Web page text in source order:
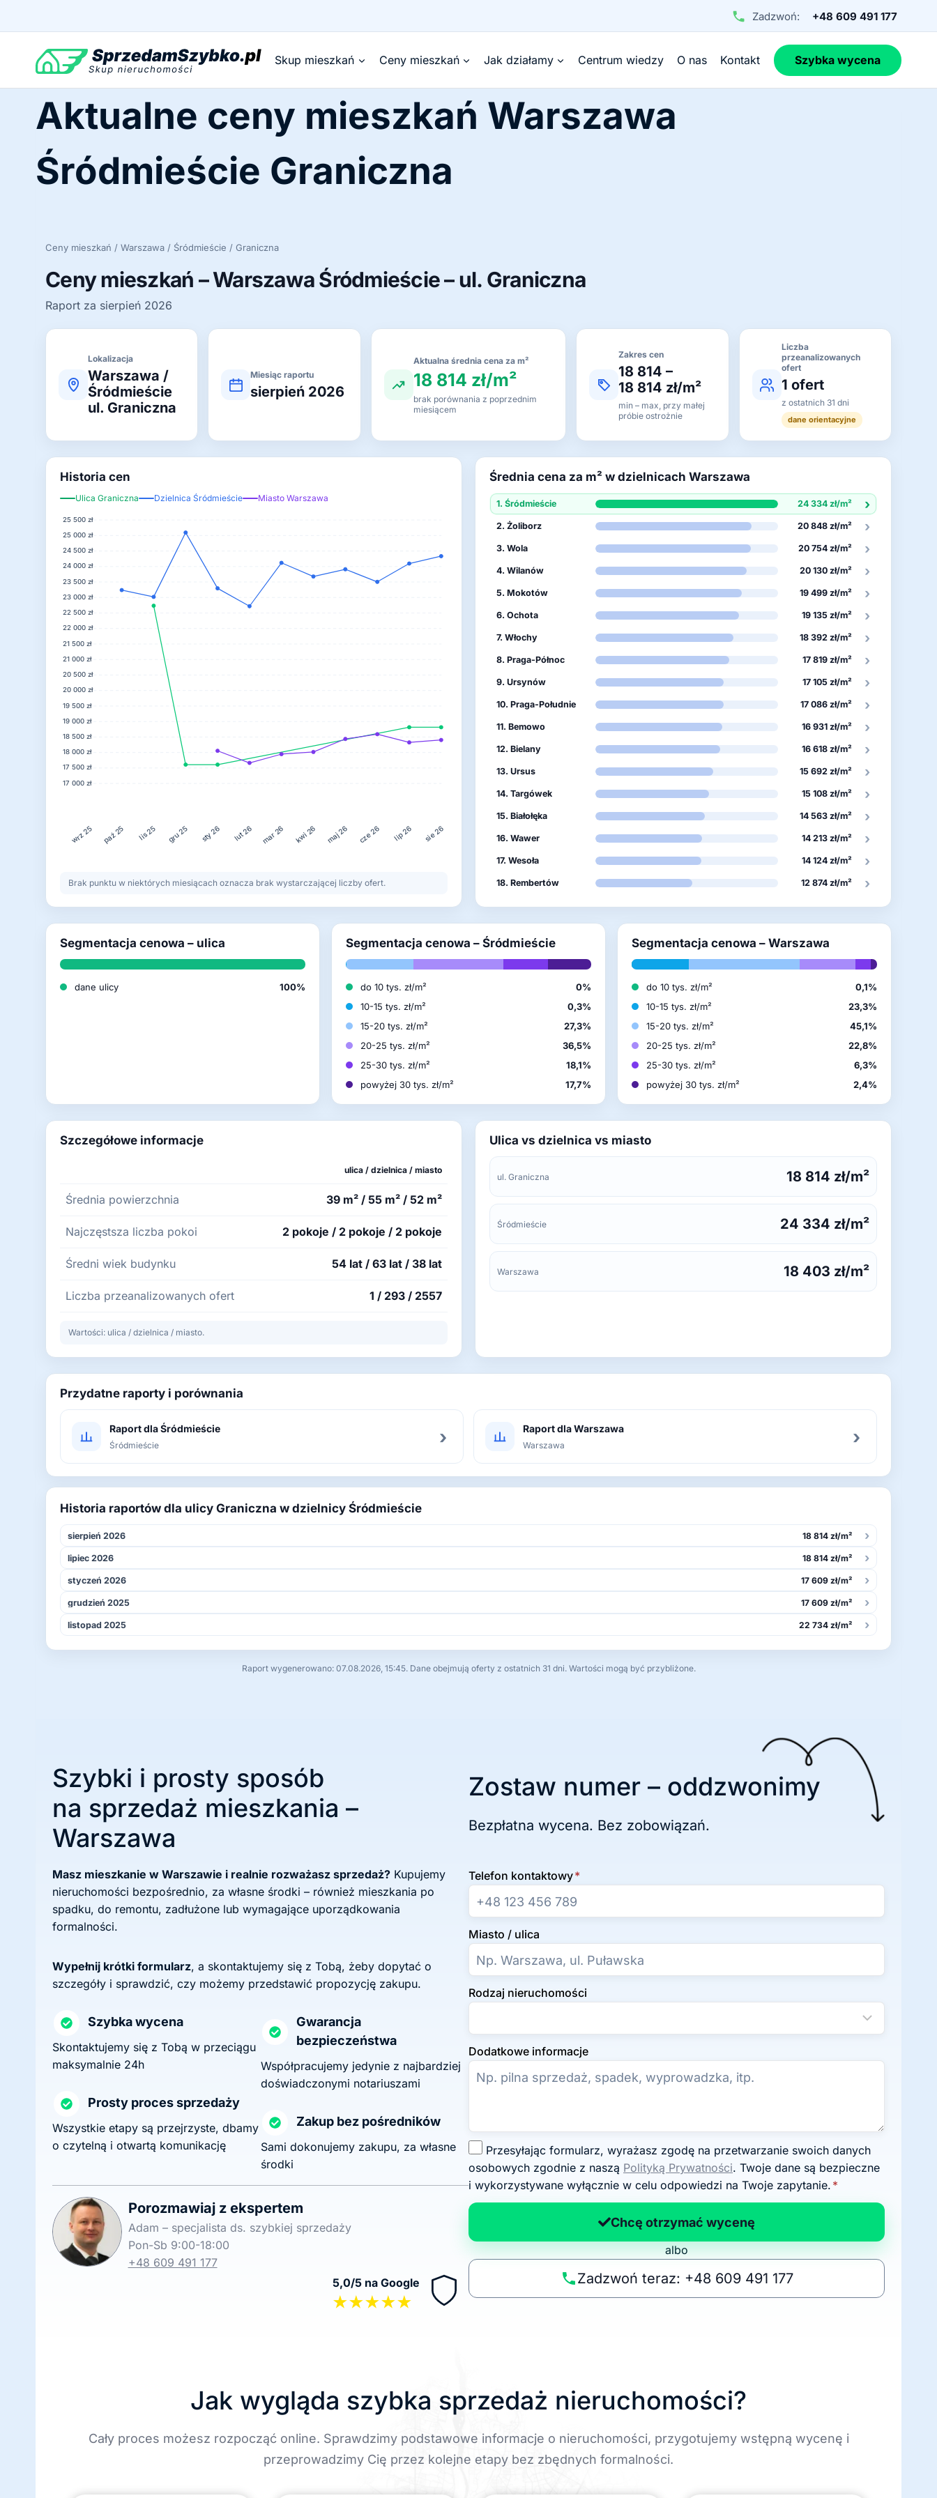
Zadzwoń: +48 609 491 177
Skup mieszkań Ceny mieszkań Jak działamy Centrum wiedzy O nas Kontakt Szybka wycena
Aktualne ceny mieszkań Warszawa
Śródmieście Graniczna
Ceny mieszkań / Warszawa / Śródmieście / Graniczna
Ceny mieszkań – Warszawa Śródmieście – ul. Graniczna
Raport za sierpień 2026
Lokalizacja
Warszawa /
Śródmieście
ul. Graniczna
Miesiąc raportu
sierpień 2026
Aktualna średnia cena za m²
18 814 zł/m²
brak porównania z poprzednim
miesiącem
Zakres cen
18 814 –
18 814 zł/m²
min – max, przy małej
próbie ostrożnie
Liczba
przeanalizowanych
ofert
1 ofert
z ostatnich 31 dni
dane orientacyjne
Historia cen
Ulica Graniczna Dzielnica Śródmieście Miasto Warszawa
17 000 zł
17 500 zł
18 000 zł
18 500 zł
19 000 zł
19 500 zł
20 000 zł
20 500 zł
21 000 zł
21 500 zł
22 000 zł
22 500 zł
23 000 zł
23 500 zł
24 000 zł
24 500 zł
25 000 zł
25 500 zł
wrz 25 paź 25 lis 25 gru 25 sty 26 lut 26 mar 26 kwi 26 maj 26 cze 26 lip 26 sie 26
Brak punktu w niektórych miesiącach oznacza brak wystarczającej liczby ofert.
Średnia cena za m² w dzielnicach Warszawa
1. Śródmieście 24 334 zł/m² ›
2. Żoliborz 20 848 zł/m² ›
3. Wola 20 754 zł/m² ›
4. Wilanów 20 130 zł/m² ›
5. Mokotów 19 499 zł/m² ›
6. Ochota 19 135 zł/m² ›
7. Włochy 18 392 zł/m² ›
8. Praga-Północ 17 819 zł/m² ›
9. Ursynów 17 105 zł/m² ›
10. Praga-Południe 17 086 zł/m² ›
11. Bemowo 16 931 zł/m² ›
12. Bielany 16 618 zł/m² ›
13. Ursus 15 692 zł/m² ›
14. Targówek 15 108 zł/m² ›
15. Białołęka 14 563 zł/m² ›
16. Wawer 14 213 zł/m² ›
17. Wesoła 14 124 zł/m² ›
18. Rembertów 12 874 zł/m² ›
Segmentacja cenowa – ulica
dane ulicy 100%
Segmentacja cenowa – Śródmieście
do 10 tys. zł/m²
0%
10-15 tys. zł/m²
0,3%
15-20 tys. zł/m²
27,3%
20-25 tys. zł/m²
36,5%
25-30 tys. zł/m²
18,1%
powyżej 30 tys. zł/m²
17,7%
Segmentacja cenowa – Warszawa
do 10 tys. zł/m²
0,1%
10-15 tys. zł/m²
23,3%
15-20 tys. zł/m²
45,1%
20-25 tys. zł/m²
22,8%
25-30 tys. zł/m²
6,3%
powyżej 30 tys. zł/m²
2,4%
Szczegółowe informacje
ulica / dzielnica / miasto
Średnia powierzchnia 39 m² / 55 m² / 52 m²
Najczęstsza liczba pokoi 2 pokoje / 2 pokoje / 2 pokoje
Średni wiek budynku 54 lat / 63 lat / 38 lat
Liczba przeanalizowanych ofert 1 / 293 / 2557
Wartości: ulica / dzielnica / miasto.
Ulica vs dzielnica vs miasto
ul. Graniczna 18 814 zł/m²
Śródmieście 24 334 zł/m²
Warszawa 18 403 zł/m²
Przydatne raporty i porównania
Raport dla Śródmieście
Śródmieście › Raport dla Warszawa
Warszawa ›
Historia raportów dla ulicy Graniczna w dzielnicy Śródmieście
sierpień 2026 18 814 zł/m² ›
lipiec 2026 18 814 zł/m² ›
styczeń 2026 17 609 zł/m² ›
grudzień 2025 17 609 zł/m² ›
listopad 2025 22 734 zł/m² ›
Raport wygenerowano: 07.08.2026, 15:45. Dane obejmują oferty z ostatnich 31 dni. Wartości mogą być przybliżone.
Szybki i prosty sposób
na sprzedaż mieszkania –
Warszawa
Masz mieszkanie w Warszawie i realnie rozważasz sprzedaż? Kupujemy
nieruchomości bezpośrednio, za własne środki – również mieszkania po
spadku, do remontu, zadłużone lub wymagające uporządkowania
formalności.
Wypełnij krótki formularz, a skontaktujemy się z Tobą, żeby dopytać o
szczegóły i sprawdzić, czy możemy przedstawić propozycję zakupu.
Szybka wycena
Skontaktujemy się z Tobą w przeciągu
maksymalnie 24h
Prosty proces sprzedaży
Wszystkie etapy są przejrzyste, dbamy
o czytelną i otwartą komunikację
Gwarancja
bezpieczeństwa
Współpracujemy jedynie z najbardziej
doświadczonymi notariuszami
Zakup bez pośredników
Sami dokonujemy zakupu, za własne
środki
Porozmawiaj z ekspertem
Adam – specjalista ds. szybkiej sprzedaży
Pon-Sb 9:00-18:00
+48 609 491 177
5,0/5 na Google
★★★★★
Zostaw numer – oddzwonimy
Bezpłatna wycena. Bez zobowiązań.
Telefon kontaktowy*
Miasto / ulica
Rodzaj nieruchomości
Dodatkowe informacje
g
o
d
n
p
o
osobowych zgodnie z naszą Polityką Prywatności. Twoje dane są bezpieczne
i wykorzystywane wyłącznie w celu odpowiedzi na Twoje zapytanie. *
Chcę otrzymać wycenę
albo
Zadzwoń teraz: +48 609 491 177
Jak wygląda szybka sprzedaż nieruchomości?
Cały proces możesz rozpocząć online. Sprawdzimy podstawowe informacje o nieruchomości, przygotujemy wstępną wycenę i
przeprowadzimy Cię przez kolejne etapy bez zbędnych formalności.